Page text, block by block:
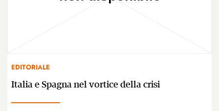
EDITORIALE
Italia e Spagna nel vortice della crisi